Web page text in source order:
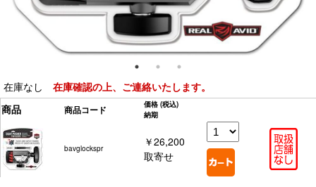
在庫なし 在庫確認の上、ご連絡いたします。
商品
商品コード 価格 (税込)
納期
bavglockspr
￥26,200
取寄せ